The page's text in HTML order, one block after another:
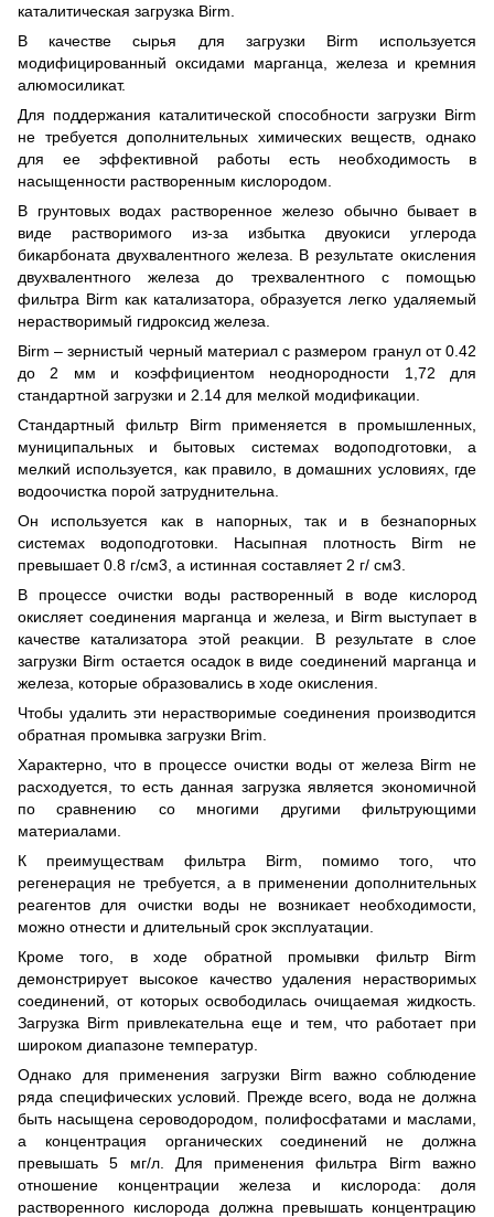
каталитическая загрузка Birm.
В качестве сырья для загрузки Birm используется
модифицированный оксидами марганца, железа и кремния
алюмосиликат.
Для поддержания каталитической способности загрузки Birm
не требуется дополнительных химических веществ, однако
для ее эффективной работы есть необходимость в
насыщенности растворенным кислородом.
В грунтовых водах растворенное железо обычно бывает в
виде растворимого из-за избытка двуокиси углерода
бикарбоната двухвалентного железа. В результате окисления
двухвалентного железа до трехвалентного с помощью
фильтра Birm как катализатора, образуется легко удаляемый
нерастворимый гидроксид железа.
Birm – зернистый черный материал с размером гранул от 0.42
до 2 мм и коэффициентом неоднородности 1,72 для
стандартной загрузки и 2.14 для мелкой модификации.
Стандартный фильтр Birm применяется в промышленных,
муниципальных и бытовых системах водоподготовки, а
мелкий используется, как правило, в домашних условиях, где
водоочистка порой затруднительна.
Он используется как в напорных, так и в безнапорных
системах водоподготовки. Насыпная плотность Birm не
превышает 0.8 г/см3, а истинная составляет 2 г/ см3.
В процессе очистки воды растворенный в воде кислород
окисляет соединения марганца и железа, и Birm выступает в
качестве катализатора этой реакции. В результате в слое
загрузки Birm остается осадок в виде соединений марганца и
железа, которые образовались в ходе окисления.
Чтобы удалить эти нерастворимые соединения производится
обратная промывка загрузки Brim.
Характерно, что в процессе очистки воды от железа Birm не
расходуется, то есть данная загрузка является экономичной
по сравнению со многими другими фильтрующими
материалами.
К преимуществам фильтра Birm, помимо того, что
регенерация не требуется, а в применении дополнительных
реагентов для очистки воды не возникает необходимости,
можно отнести и длительный срок эксплуатации.
Кроме того, в ходе обратной промывки фильтр Birm
демонстрирует высокое качество удаления нерастворимых
соединений, от которых освободилась очищаемая жидкость.
Загрузка Birm привлекательна еще и тем, что работает при
широком диапазоне температур.
Однако для применения загрузки Birm важно соблюдение
ряда специфических условий. Прежде всего, вода не должна
быть насыщена сероводородом, полифосфатами и маслами,
а концентрация органических соединений не должна
превышать 5 мг/л. Для применения фильтра Birm важно
отношение концентрации железа и кислорода: доля
растворенного кислорода должна превышать концентрацию